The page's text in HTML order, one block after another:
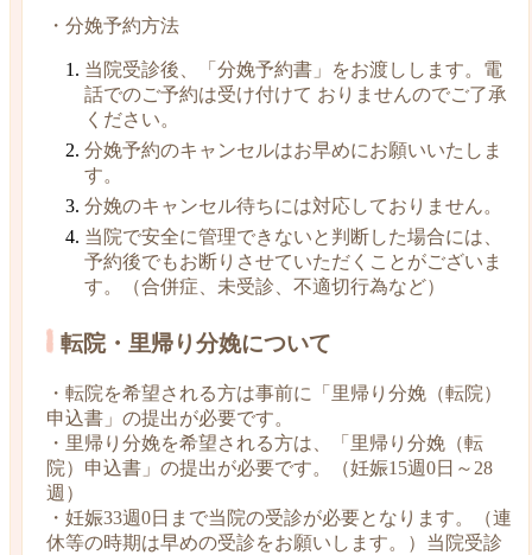
・分娩予約方法
当院受診後、「分娩予約書」をお渡しします。電
話でのご予約は受け付けて おりませんのでご了承
ください。
分娩予約のキャンセルはお早めにお願いいたしま
す。
分娩のキャンセル待ちには対応しておりません。
当院で安全に管理できないと判断した場合には、
予約後でもお断りさせていただくことがございま
す。（合併症、未受診、不適切行為など）
転院・里帰り分娩について
・転院を希望される方は事前に「里帰り分娩（転院）
申込書」の提出が必要です。
・里帰り分娩を希望される方は、「里帰り分娩（転
院）申込書」の提出が必要です。（妊娠15週0日～28
週）
・妊娠33週0日まで当院の受診が必要となります。（連
休等の時期は早めの受診をお願いします。）当院受診